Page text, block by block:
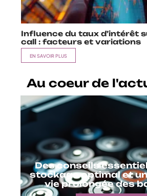
Influence du taux d’intérêt
call : facteurs et variations
EN SAVOIR PLUS
Au coeur de
Des conseils
stockage optimal et
vie prolongée des